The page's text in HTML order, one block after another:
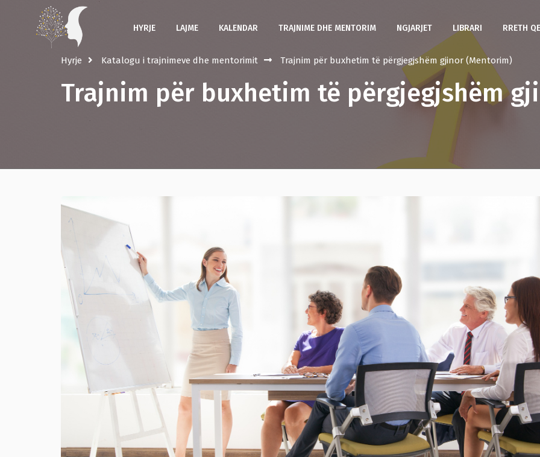
HYRJE LAJME KALENDAR TRAJNIME DHE MENTORIM NGJARJET LIBRARI RRETH
Hyrje Katalogu i trajnimeve dhe mentorimit Trajnim për buxhetim të përgjegjshëm gjinor (Mentorim)
Trajnim për buxhetim të përgjegjshëm